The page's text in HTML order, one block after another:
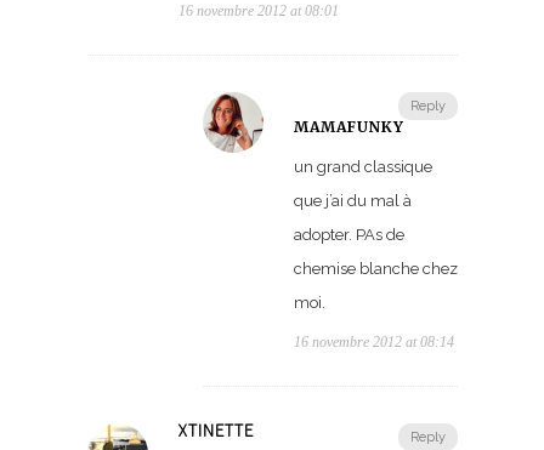
16 novembre 2012 at 08:01
Reply
MAMAFUNKY
un grand classique
que j’ai du mal à
adopter. PAs de
chemise blanche chez
moi.
16 novembre 2012 at 08:14
Reply
XTINETTE